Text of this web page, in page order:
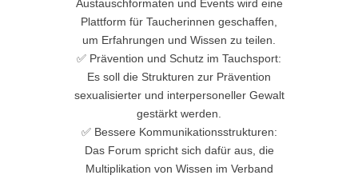
Austauschformaten und Events wird eine
Plattform für Taucherinnen geschaffen,
um Erfahrungen und Wissen zu teilen.
✅ Prävention und Schutz im Tauchsport:
Es soll die Strukturen zur Prävention
sexualisierter und interpersoneller Gewalt
gestärkt werden.
✅ Bessere Kommunikationsstrukturen:
Das Forum spricht sich dafür aus, die
Multiplikation von Wissen im Verband